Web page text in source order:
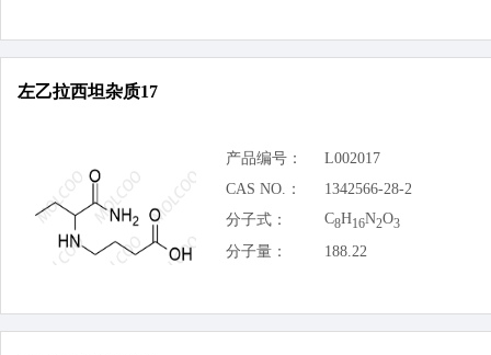
左乙拉西坦杂质17
产品编号：
L002017
CAS NO.：
1342566-28-2
分子式：
C8H16N2O3
分子量： 188.22